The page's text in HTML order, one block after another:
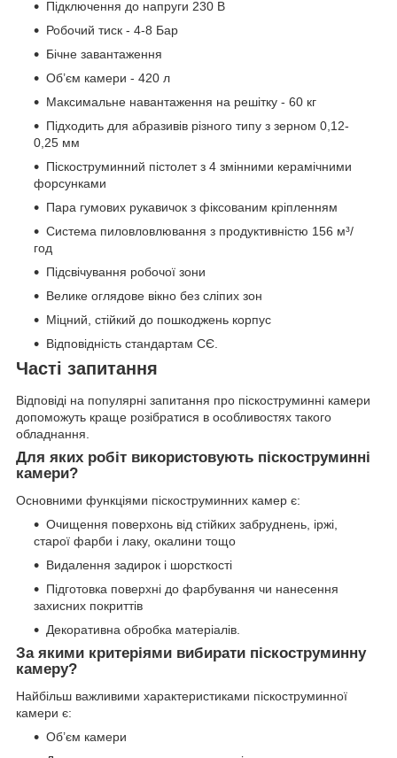
Підключення до напруги 230 В
Робочий тиск - 4-8 Бар
Бічне завантаження
Об’єм камери - 420 л
Максимальне навантаження на решітку - 60 кг
Підходить для абразивів різного типу з зерном 0,12-
0,25 мм
Піскоструминний пістолет з 4 змінними керамічними
форсунками
Пара гумових рукавичок з фіксованим кріпленням
Система пиловловлювання з продуктивністю 156 м³/
год
Підсвічування робочої зони
Велике оглядове вікно без сліпих зон
Міцний, стійкий до пошкоджень корпус
Відповідність стандартам СЄ.
Часті запитання
Відповіді на популярні запитання про піскоструминні камери
допоможуть краще розібратися в особливостях такого
обладнання.
Для яких робіт використовують піскоструминні
камери?
Основними функціями піскоструминних камер є:
Очищення поверхонь від стійких забруднень, іржі,
старої фарби і лаку, окалини тощо
Видалення задирок і шорсткості
Підготовка поверхні до фарбування чи нанесення
захисних покриттів
Декоративна обробка матеріалів.
За якими критеріями вибирати піскоструминну
камеру?
Найбільш важливими характеристиками піскоструминної
камери є:
Об’єм камери